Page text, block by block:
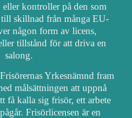
kontroller på den som
skillnad från många EU-
någon form av licens,
tillstånd för att driva en
salong.
Yrkesnämnd fram
målsättningen att uppnå
få kalla sig frisör, ett arbete
Frisörlicensen är en